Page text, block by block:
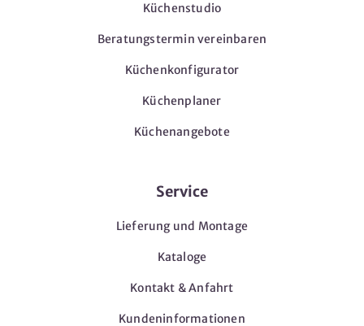
Küchenstudio
Beratungstermin vereinbaren
Küchenkonfigurator
Küchenplaner
Küchenangebote
Service
Lieferung und Montage
Kataloge
Kontakt & Anfahrt
Kundeninformationen